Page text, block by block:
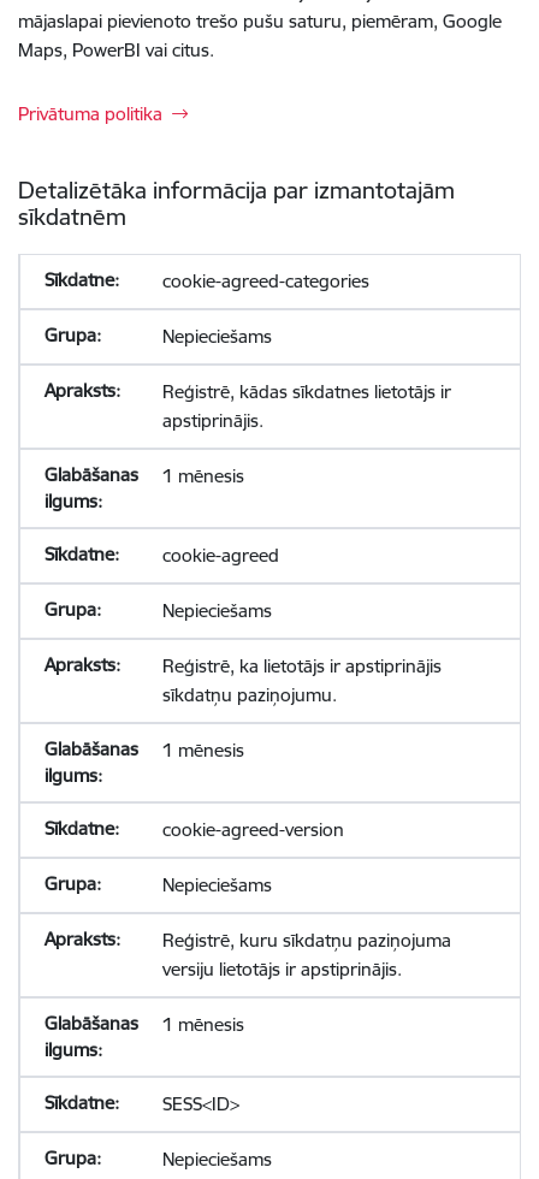
mājaslapai pievienoto trešo pušu saturu, piemēram, Google
Maps, PowerBI vai citus.
Privātuma politika
Detalizētāka informācija par izmantotajām
sīkdatnēm
cookie-agreed-categories
Nepieciešams
Reģistrē, kādas sīkdatnes lietotājs ir
apstiprinājis.
1 mēnesis
cookie-agreed
Nepieciešams
Reģistrē, ka lietotājs ir apstiprinājis
sīkdatņu paziņojumu.
1 mēnesis
cookie-agreed-version
Nepieciešams
Reģistrē, kuru sīkdatņu paziņojuma
versiju lietotājs ir apstiprinājis.
1 mēnesis
SESS<ID>
Nepieciešams